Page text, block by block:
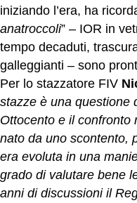
iniziando l’era, ha
anatroccoli” – IOR in
tempo decaduti,
galleggianti – sono
Per lo stazzatore FIV
stazze è una questione
Ottocento e il confronto
nato da uno scontento,
era evoluta in una
grado di valutare bene
anni di discussioni il